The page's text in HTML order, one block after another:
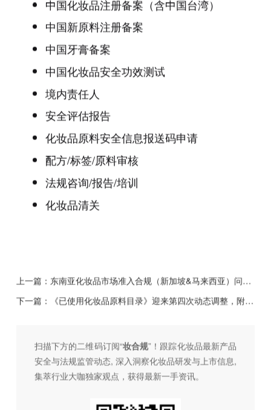
中国化妆品注册备案（含中国台湾）
中国新原料注册备案
中国牙膏备案
中国化妆品安全功效测试
境内责任人
安全评估报告
化妆品原料安全信息报送码申请
配方/标签/原料审核
法规咨询/报告/培训
化妆品清关
上一篇： 东南亚化妆品市场准入合规（新加坡&马来西亚）问答集锦
下一篇：
《已使用化妆品原料目录》迎来第四次动态调整，附四次调整全面梳理！
扫描下方的二维码订阅“妆合规”！跟踪化妆品最新产品
安全与法规监管动态, 深入洞察化妆品研发与上市信息,
集萃行业大咖独家观点，获得最新一手资讯。